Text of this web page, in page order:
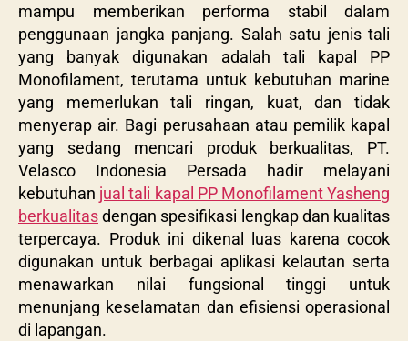
mampu memberikan performa stabil dalam
penggunaan jangka panjang. Salah satu jenis tali
yang banyak digunakan adalah tali kapal PP
Monofilament, terutama untuk kebutuhan marine
yang memerlukan tali ringan, kuat, dan tidak
menyerap air. Bagi perusahaan atau pemilik kapal
yang sedang mencari produk berkualitas, PT.
Velasco Indonesia Persada hadir melayani
kebutuhan jual tali kapal PP Monofilament Yasheng
berkualitasdengan spesifikasi lengkap dan kualitas
terpercaya. Produk ini dikenal luas karena cocok
digunakan untuk berbagai aplikasi kelautan serta
menawarkan nilai fungsional tinggi untuk
menunjang keselamatan dan efisiensi operasional
di lapangan.